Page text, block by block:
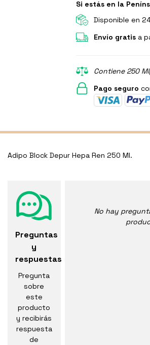
Si estás en la
Disponible en
Envío gratis a
Contiene 250
Pago seguro
Adipo Block Depur Hepa Ren 250 Ml.
Preguntas
y
respuestas
Pregunta
sobre
este
producto
y recibirás
respuesta
de
No hay